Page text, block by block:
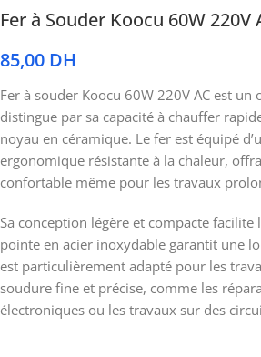
Fer à Souder Koocu 60W 220V
85,00 DH
Fer à souder Koocu 60W 220V AC est
distingue par sa capacité à chauffer
noyau en céramique. Le fer est équipé
ergonomique résistante à la chaleur,
confortable même pour les travaux
Sa conception légère et compacte
pointe en acier inoxydable garantit une
est particulièrement adapté pour les
soudure fine et précise, comme les
électroniques ou les travaux sur des